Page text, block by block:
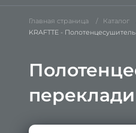
Главная страница Каталог
KRAFTTE -